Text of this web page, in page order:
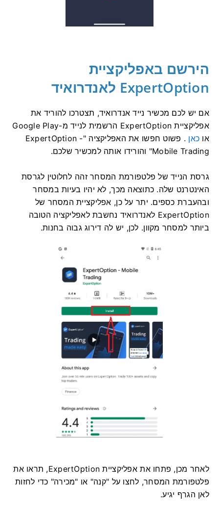
הירשם באפליקציית
ExpertOption לאנדרואיד
אם יש לכם מכשיר נייד אנדרואיד, תצטרכו להוריד את
אפליקציית ExpertOption הרשמית לנייד מ-Google Play
או כאן
. פשוט חפשו את האפליקציה "ExpertOption -
Mobile Trading" והורידו אותה למכשיר שלכם.
גרסת הנייד של פלטפורמת המסחר זהה לחלוטין לגרסת
האינטרנט שלה. כתוצאה מכך, לא יהיו בעיות במסחר
ובהעברת כספים. יתר על כן, אפליקציית המסחר של
ExpertOption לאנדרואיד נחשבת לאפליקציה הטובה
ביותר למסחר מקוון. לכן, יש לה דירוג גבוה בחנות.
לאחר מכן, פתחו את אפליקציית ExpertOption, תראו את
פלטפורמת המסחר, לחצו על "קנה" או "מכירה" כדי לחזות
לאן הגרף יגיע.